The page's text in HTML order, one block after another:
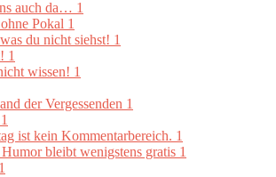
auch da… 1
Pokal 1
du nicht siehst! 1
1
wissen! 1
der Vergessenden 1
1
ist kein Kommentarbereich. 1
bleibt wenigstens gratis 1
1